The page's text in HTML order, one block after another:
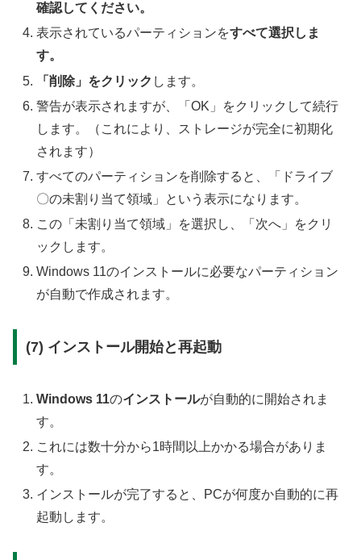
確認してください。
表示されているパーティションをすべて選択しま
す。
「削除」をクリック します。
警告が表示されますが、「OK」をクリックして続行
します。（これにより、ストレージが完全に初期化
されます）
すべてのパーティションを削除すると、「ドライブ
〇の未割り当て領域」という表示になります。
この「未割り当て領域」を選択し、「次へ」をクリ
ックします。
Windows 11のインストールに必要なパーティション
が自動で作成されます。
(7) インストール開始と再起動
Windows 11のインストールが自動的に開始されま
す。
これには数十分から1時間以上かかる場合がありま
す。
インストールが完了すると、PCが何度か自動的に再
起動します。